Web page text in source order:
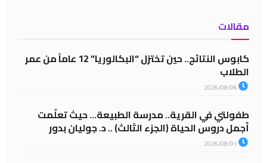
مقالات
كابوس النتائج.. حين تختزل “البكالوريا” 12 عاماً من عمر
الطلاب
طفولتي في القرية.. مدرسة الطبيعة… حيث تعلّمت
أجمل دروس الحياة (الجزء الثالث) .. د. جوليان بدور